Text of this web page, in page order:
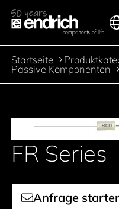
Zum Inhalt springen
Pfadnavigation
Startseite
Passive Komponenten
FR Series
Anfrage